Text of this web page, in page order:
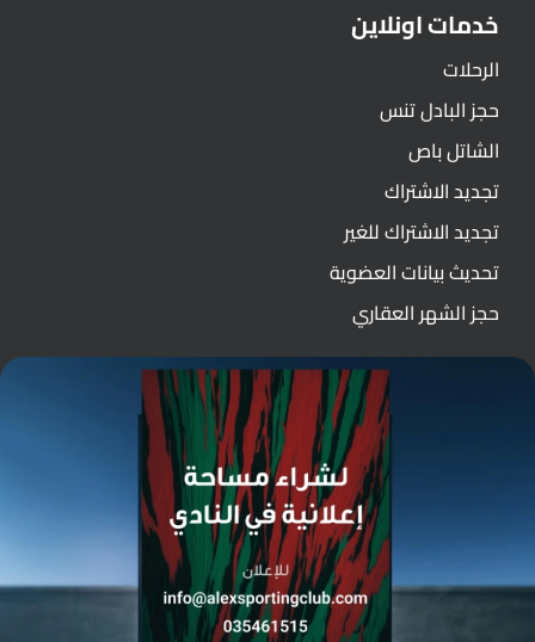
خدمات اونلاين
الرحلات
حجز البادل تنس
الشاتل باص
تجديد الاشتراك
تجديد الاشتراك للغير
تحديث بيانات العضوية
حجز الشهر العقاري